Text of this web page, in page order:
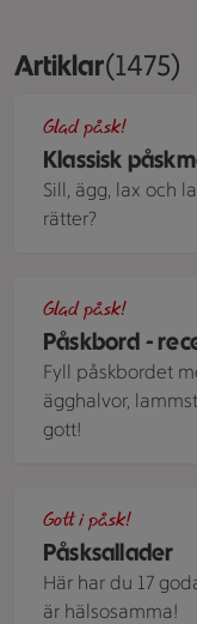
ArtiklarVisar
(1475)
Klassisk
Glad påsk!
Sill, ägg, lax och
rätter?
Påskbord -
Glad påsk!
Fyll påskbordet
ägghalvor,
gott!
Påsksallader
Gott i påsk!
Här har du 17 goda
är hälsosamma!